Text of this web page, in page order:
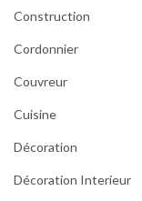
Construction
Cordonnier
Couvreur
Cuisine
Décoration
Décoration Interieur